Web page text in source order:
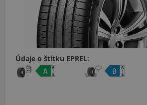
Údaje o štítku EPREL: